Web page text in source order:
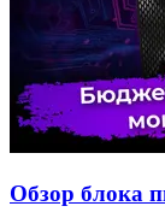
Обзор блока